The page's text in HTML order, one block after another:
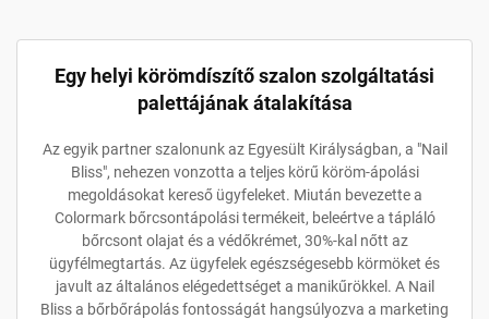
Egy helyi körömdíszítő szalon szolgáltatási
palettájának átalakítása
Az egyik partner szalonunk az Egyesült Királyságban, a "Nail
Bliss", nehezen vonzotta a teljes körű köröm-ápolási
megoldásokat kereső ügyfeleket. Miután bevezette a
Colormark bőrcsontápolási termékeit, beleértve a tápláló
bőrcsont olajat és a védőkrémet, 30%-kal nőtt az
ügyfélmegtartás. Az ügyfelek egészségesebb körmöket és
javult az általános elégedettséget a manikűrökkel. A Nail
Bliss a bőrbőrápolás fontosságát hangsúlyozva a marketing